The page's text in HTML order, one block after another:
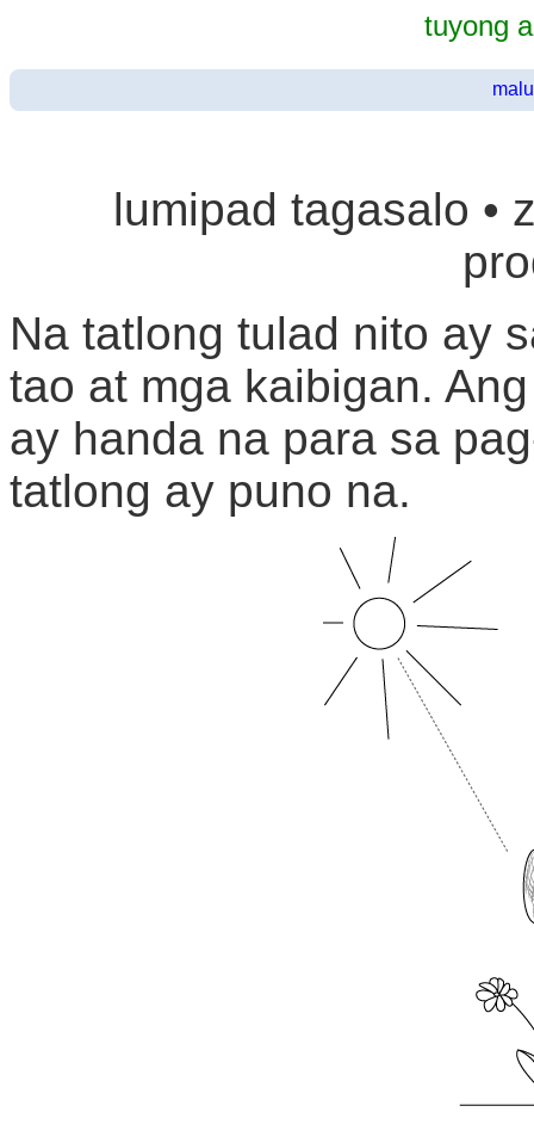
tuyong
lumipad tagasalo •
Na tatlong tulad nito ay
tao at mga kaibigan.
ay handa na para sa
tatlong ay puno na.